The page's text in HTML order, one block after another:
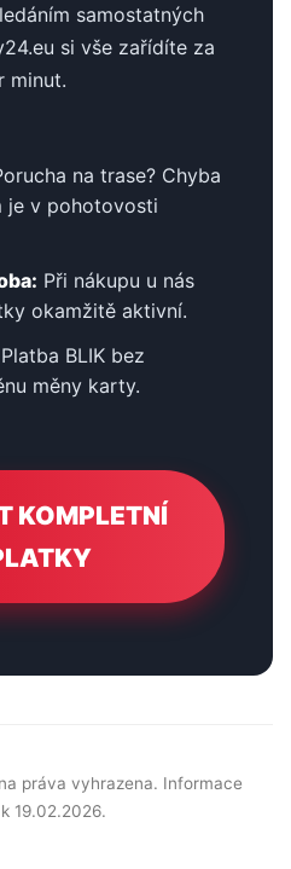
samostatných
si vše zařídíte za
minut.
na trase? Chyba
je v pohotovosti
Při nákupu u nás
okamžitě aktivní.
Platba BLIK bez
měny karty.
KOMPLETNÍ
práva vyhrazena. Informace
19.02.2026.